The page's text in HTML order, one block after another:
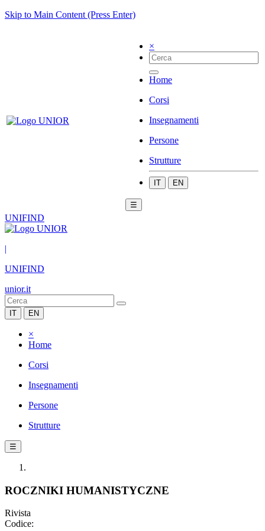
Skip to Main Content (Press Enter)
×
Home
Corsi
Insegnamenti
Persone
Strutture
IT EN
☰
UNIFIND
|
UNIFIND
unior.it
IT EN
×
Home
Corsi
Insegnamenti
Persone
Strutture
☰
ROCZNIKI HUMANISTYCZNE
Rivista
Codice: